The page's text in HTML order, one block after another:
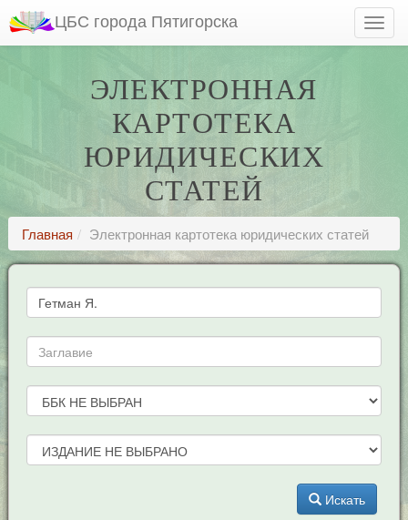
ЦБС города Пятигорска
ЭЛЕКТРОННАЯ
КАРТОТЕКА
ЮРИДИЧЕСКИХ
СТАТЕЙ
Главная Электронная картотека юридических статей
Искать